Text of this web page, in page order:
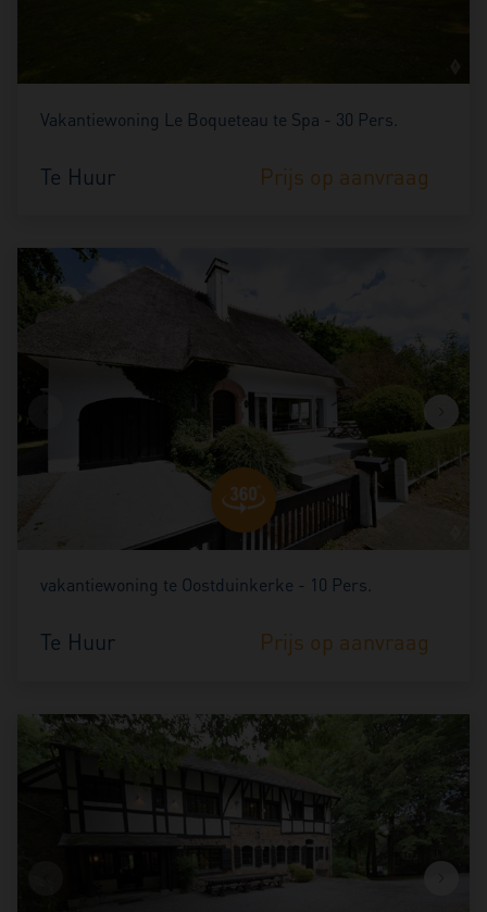
Vakantiewoning Le Boqueteau te Spa - 30 Pers.
Te Huur Prijs op aanvraag
vakantiewoning te Oostduinkerke - 10 Pers.
Te Huur Prijs op aanvraag